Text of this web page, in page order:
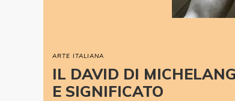
ARTE ITALIANA
IL DAVID DI
E SIGNIFICATO